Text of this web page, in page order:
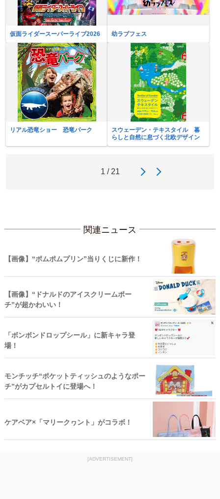
仮面ライダースーパーライブ2026 幼ラブフェス
リアル恐竜ショー 恐竜パーク
スウェーデン・テキスタイル 暮
らしと自然に息づく北欧デザイン
1 / 21
関連ニュース
【画像】“ポムポムプリン”当りくじに新作！
【画像】“ドナルドのアイスクリームポー
チ”が超かわいい！
「ボンボンドロップシール」に新キャラ登
場！
モンチッチ“ポケットティッシュのようなポー
チ”がカプセルトイに登場へ！
ケアベア×「マリークヮント」がコラボ！
[ADVERTISEMENT]